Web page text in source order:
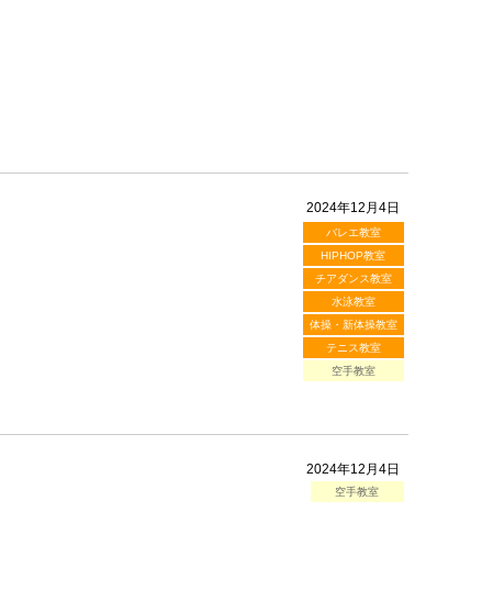
2024年12月4日
バレエ教室
HIPHOP教室
チアダンス教室
水泳教室
体操・新体操教室
テニス教室
空手教室
2024年12月4日
空手教室